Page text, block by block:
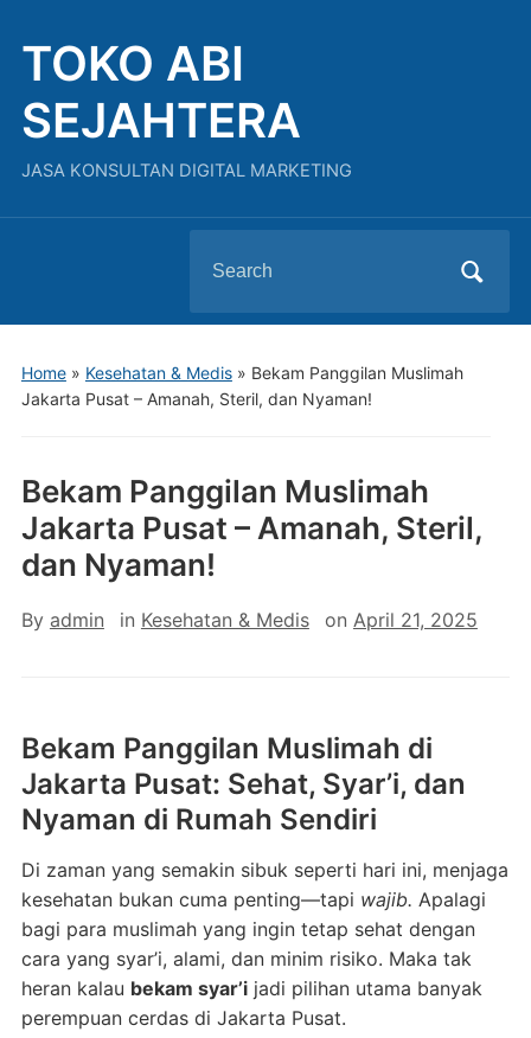
TOKO ABI
SEJAHTERA
JASA KONSULTAN DIGITAL MARKETING
for:
Home» Kesehatan & Medis» Bekam Panggilan Muslimah
Jakarta Pusat – Amanah, Steril, dan Nyaman!
Bekam Panggilan Muslimah
Jakarta Pusat – Amanah, Steril,
dan Nyaman!
By admin in Kesehatan & Medis on April 21, 2025
Bekam Panggilan Muslimah di
Jakarta Pusat: Sehat, Syar’i, dan
Nyaman di Rumah Sendiri
Di zaman yang semakin sibuk seperti hari ini, menjaga
kesehatan bukan cuma penting—tapi wajib. Apalagi
bagi para muslimah yang ingin tetap sehat dengan
cara yang syar’i, alami, dan minim risiko. Maka tak
heran kalau bekam syar’ijadi pilihan utama banyak
perempuan cerdas di Jakarta Pusat.